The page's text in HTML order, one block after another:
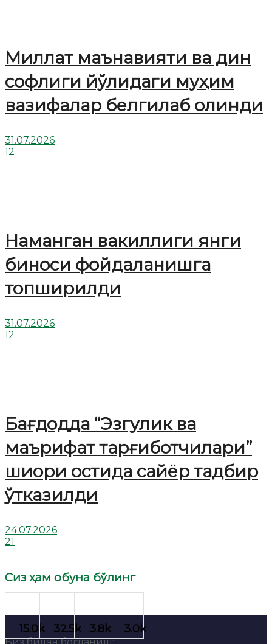
Миллат маънавияти ва дин
софлиги йўлидаги муҳим
вазифалар белгилаб олинди
31.07.2026
12
Наманган вакиллиги янги
биноси фойдаланишга
топширилди
31.07.2026
12
Бағдодда “Эзгулик ва
маърифат тарғиботчилари”
шиори остида сайёр тадбир
ўтказилди
24.07.2026
21
Сиз ҳам обуна бўлинг